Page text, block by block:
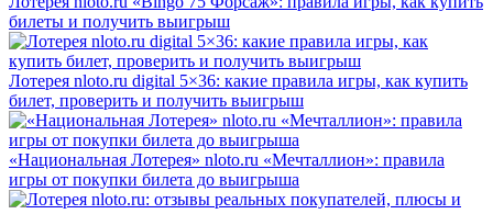
билеты и получить выигрыш
Лотерея nloto.ru digital 5×36: какие правила игры, как купить
билет, проверить и получить выигрыш
«Национальная Лотерея» nloto.ru «Мечталлион»: правила
игры от покупки билета до выигрыша